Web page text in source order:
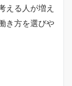
える人が増え
き方を選びや